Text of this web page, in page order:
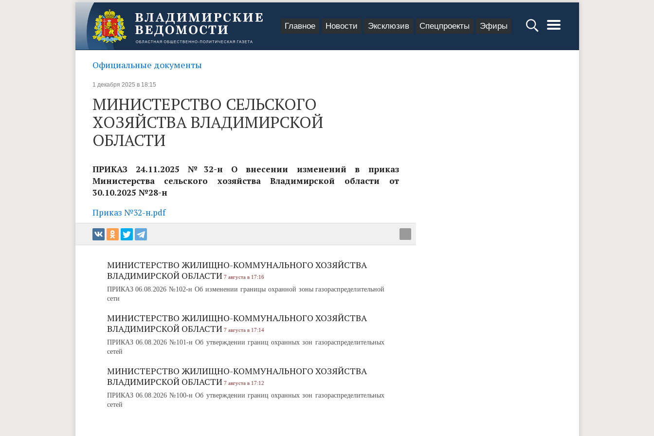
Главное Новости Эксклюзив Спецпроекты Эфиры
Официальные документы
1 декабря 2025 в 18:15
МИНИСТЕРСТВО СЕЛЬСКОГО
ХОЗЯЙСТВА ВЛАДИМИРСКОЙ
ОБЛАСТИ
ПРИКАЗ 24.11.2025 №32-н О внесении изменений в приказ
Министерства сельского хозяйства Владимирской области от
30.10.2025 №28-н
Приказ №32-н.pdf
МИНИСТЕРСТВО ЖИЛИЩНО-КОММУНАЛЬНОГО ХОЗЯЙСТВА
ВЛАДИМИРСКОЙ ОБЛАСТИ 7 августа в 17:16
ПРИКАЗ 06.08.2026 №102-н Об изменении границы охранной зоны газораспределительной
сети
МИНИСТЕРСТВО ЖИЛИЩНО-КОММУНАЛЬНОГО ХОЗЯЙСТВА
ВЛАДИМИРСКОЙ ОБЛАСТИ 7 августа в 17:14
ПРИКАЗ 06.08.2026 №101-н Об утверждении границ охранных зон газораспределительных
сетей
МИНИСТЕРСТВО ЖИЛИЩНО-КОММУНАЛЬНОГО ХОЗЯЙСТВА
ВЛАДИМИРСКОЙ ОБЛАСТИ 7 августа в 17:12
ПРИКАЗ 06.08.2026 №100-н Об утверждении границ охранных зон газораспределительных
сетей